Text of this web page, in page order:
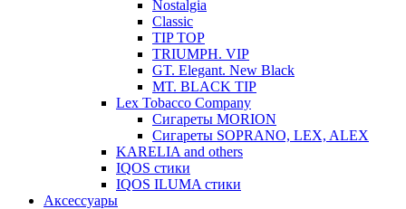
Nostalgia
Classic
TIP TOP
TRIUMPH. VIP
GT. Elegant. New Black
MT. BLACK TIP
Lex Tobacco Company
Сигареты MORION
Сигареты SOPRANO, LEX, ALEX
KARELIA and others
IQOS стики
IQOS ILUMA стики
Аксессуары